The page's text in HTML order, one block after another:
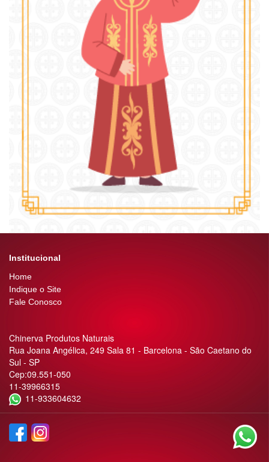
Institucional
Home
Indique o Site
Fale Conosco
Chinerva Produtos Naturais
Rua Joana Angélica, 249 Sala 81 - Barcelona - São Caetano do
Sul - SP
Cep:09.551-050
11-39966315
11-933604632